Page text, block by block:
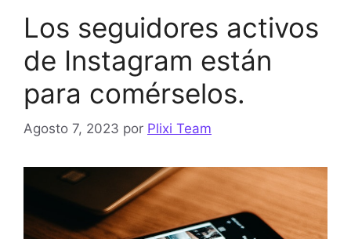
Los seguidores activos
de Instagram están
para comérselos.
Agosto 7, 2023 por Plixi Team